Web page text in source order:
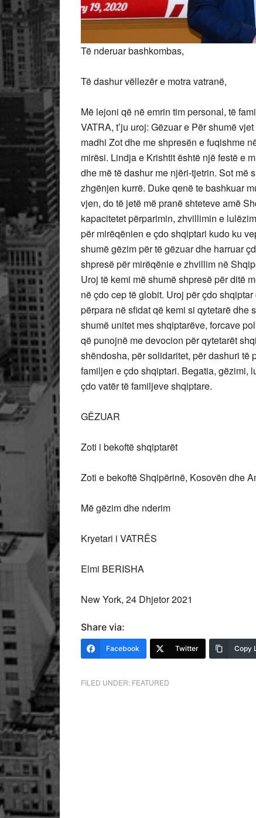
Të nderuar bashkombas,
Të dashur vëllezër e motra vatranë,
Më lejoni që në emrin tim personal, të
VATRA, t’ju uroj: Gëzuar e Për shumë
madhi Zot dhe me shpresën e fuqishme
mirësi. Lindja e Krishtit është një festë e
dhe më të dashur me njëri-tjetrin. Sot më
zhgënjen kurrë. Duke qenë te bashkuar
vjen, do të jetë më pranë shteteve amë
kapacitetet përparimin, zhvillimin e
për mirëqënien e çdo shqiptari kudo ku
shumë gëzim për të gëzuar dhe harruar
shpresë për mirëqënie e zhvillim në
Uroj të kemi më shumë shpresë për ditë
në çdo cep të globit. Uroj për çdo
përpara në sfidat që kemi si qytetarë dhe
shumë unitet mes shqiptarëve, forcave
që punojnë me devocion për qytetarët
shëndosha, për solidaritet, për dashuri të
familjen e çdo shqiptari. Begatia, gëzimi,
çdo vatër të familjeve shqiptare.
GËZUAR
Zoti i bekoftë shqiptarët
Zoti e bekoftë Shqipërinë, Kosovën dhe
Më gëzim dhe nderim
Kryetari i VATRËS
Elmi BERISHA
New York, 24 Dhjetor 2021
Share via:
Facebook Twitter Copy
FILED UNDER: FEATURED